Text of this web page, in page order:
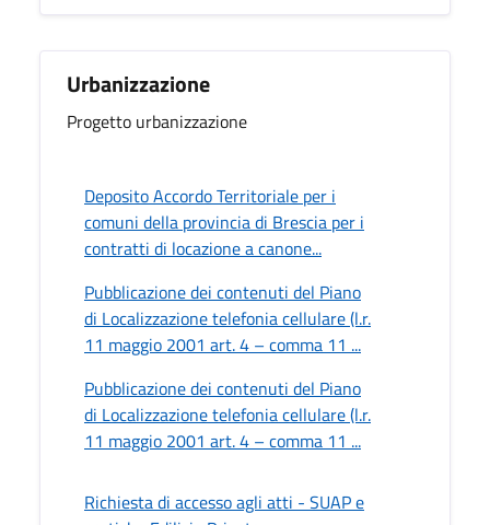
Urbanizzazione
Progetto urbanizzazione
Deposito Accordo Territoriale per i
comuni della provincia di Brescia per i
contratti di locazione a canone...
Pubblicazione dei contenuti del Piano
di Localizzazione telefonia cellulare (l.r.
11 maggio 2001 art. 4 – comma 11 ...
Pubblicazione dei contenuti del Piano
di Localizzazione telefonia cellulare (l.r.
11 maggio 2001 art. 4 – comma 11 ...
Richiesta di accesso agli atti - SUAP e